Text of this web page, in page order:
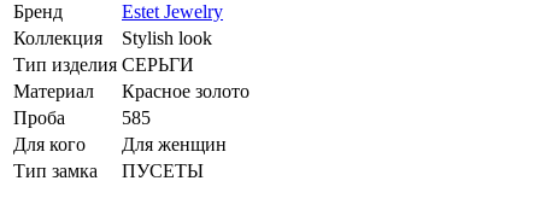
Бренд
Estet Jewelry
Коллекция
Stylish look
Тип изделия СЕРЬГИ
Материал
Красное золото
Проба
585
Для кого
Для женщин
Тип замка
ПУСЕТЫ